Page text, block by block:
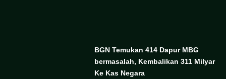
BGN Temukan 414 Dapur MBG
bermasalah, Kembalikan 311 Milyar
Ke Kas Negara